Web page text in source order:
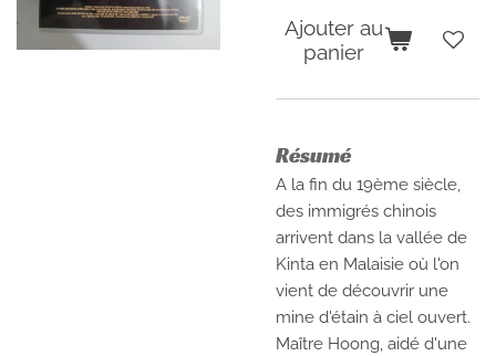
Ajouter au
panier
Résumé
A la fin du 19ème siècle,
des immigrés chinois
arrivent dans la vallée de
Kinta en Malaisie où l'on
vient de découvrir une
mine d'étain à ciel ouvert.
Maître Hoong, aidé d'une